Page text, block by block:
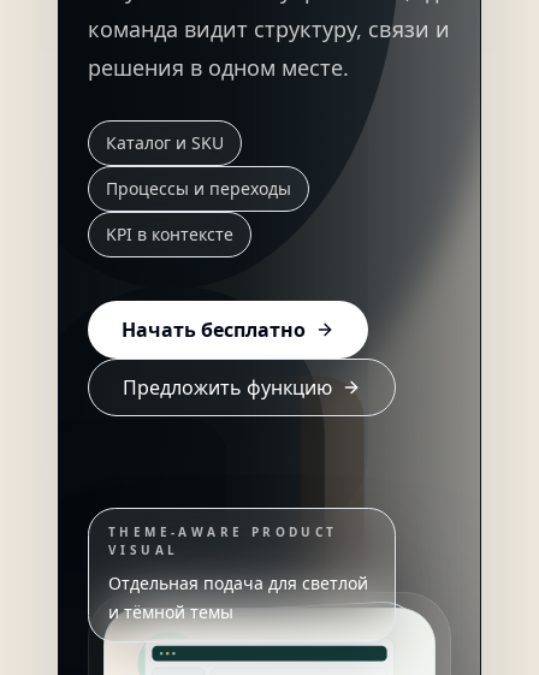
команда видит структуру, связи и
решения в одном месте.
Каталог и SKU
Процессы и переходы
KPI в контексте
Начать бесплатно
Предложить функцию
THEME-AWARE PRODUCT
VISUAL
Отдельная подача для светлой
и тёмной темы